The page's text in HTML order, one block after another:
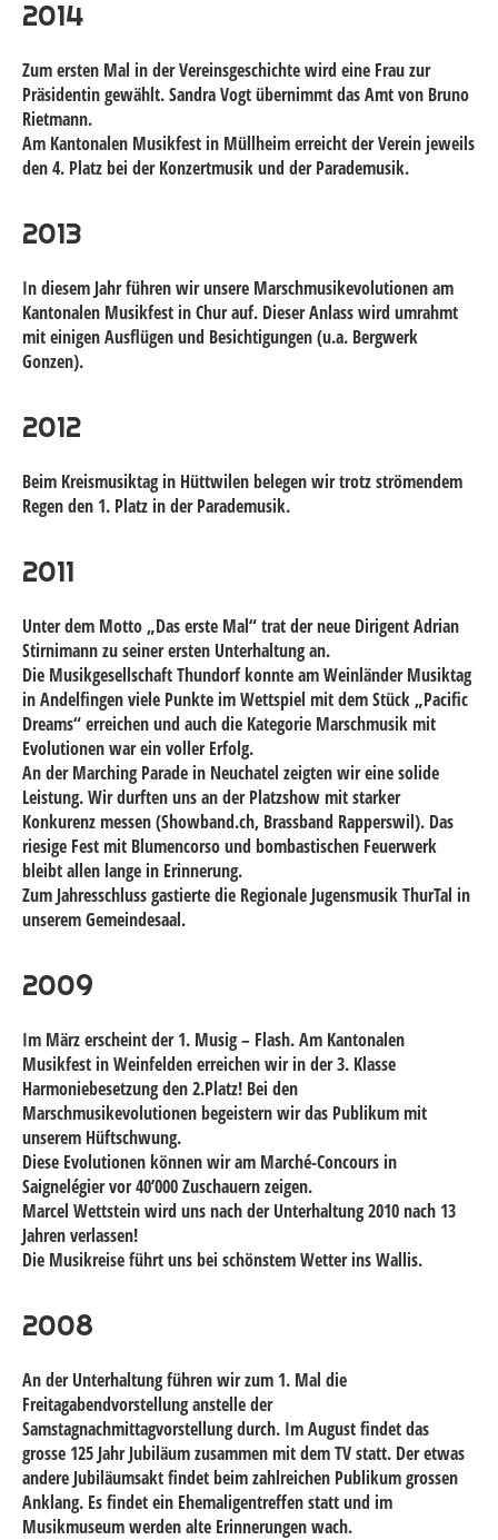
2014
Zum ersten Mal in der Vereinsgeschichte wird eine Frau zur
Präsidentin gewählt. Sandra Vogt übernimmt das Amt von Bruno
Rietmann.
Am Kantonalen Musikfest in Müllheim erreicht der Verein jeweils
den 4. Platz bei der Konzertmusik und der Parademusik.
2013
In diesem Jahr führen wir unsere Marschmusikevolutionen am
Kantonalen Musikfest in Chur auf. Dieser Anlass wird umrahmt
mit einigen Ausflügen und Besichtigungen (u.a. Bergwerk
Gonzen).
2012
Beim Kreismusiktag in Hüttwilen belegen wir trotz strömendem
Regen den 1. Platz in der Parademusik.
2011
Unter dem Motto „Das erste Mal“ trat der neue Dirigent Adrian
Stirnimann zu seiner ersten Unterhaltung an.
Die Musikgesellschaft Thundorf konnte am Weinländer Musiktag
in Andelfingen viele Punkte im Wettspiel mit dem Stück „Pacific
Dreams“ erreichen und auch die Kategorie Marschmusik mit
Evolutionen war ein voller Erfolg.
An der Marching Parade in Neuchatel zeigten wir eine solide
Leistung. Wir durften uns an der Platzshow mit starker
Konkurenz messen (Showband.ch, Brassband Rapperswil). Das
riesige Fest mit Blumencorso und bombastischen Feuerwerk
bleibt allen lange in Erinnerung.
Zum Jahresschluss gastierte die Regionale Jugensmusik ThurTal in
unserem Gemeindesaal.
2009
Im März erscheint der 1. Musig – Flash. Am Kantonalen
Musikfest in Weinfelden erreichen wir in der 3. Klasse
Harmoniebesetzung den 2.Platz! Bei den
Marschmusikevolutionen begeistern wir das Publikum mit
unserem Hüftschwung.
Diese Evolutionen können wir am Marché-Concours in
Saignelégier vor 40’000 Zuschauern zeigen.
Marcel Wettstein wird uns nach der Unterhaltung 2010 nach 13
Jahren verlassen!
Die Musikreise führt uns bei schönstem Wetter ins Wallis.
2008
An der Unterhaltung führen wir zum 1. Mal die
Freitagabendvorstellung anstelle der
Samstagnachmittagvorstellung durch. Im August findet das
grosse 125 Jahr Jubiläum zusammen mit dem TV statt. Der etwas
andere Jubiläumsakt findet beim zahlreichen Publikum grossen
Anklang. Es findet ein Ehemaligentreffen statt und im
Musikmuseum werden alte Erinnerungen wach.